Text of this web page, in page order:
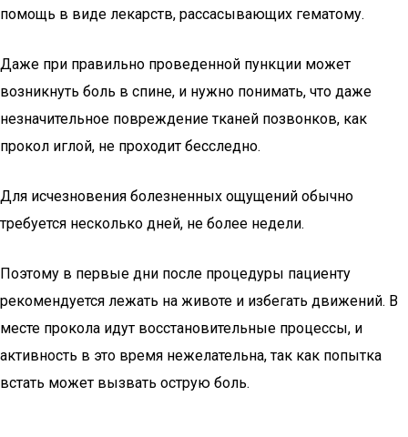
помощь в виде лекарств, рассасывающих гематому.
Даже при правильно проведенной пункции может
возникнуть боль в спине, и нужно понимать, что даже
незначительное повреждение тканей позвонков, как
прокол иглой, не проходит бесследно.
Для исчезновения болезненных ощущений обычно
требуется несколько дней, не более недели.
Поэтому в первые дни после процедуры пациенту
рекомендуется лежать на животе и избегать движений. В
месте прокола идут восстановительные процессы, и
активность в это время нежелательна, так как попытка
встать может вызвать острую боль.